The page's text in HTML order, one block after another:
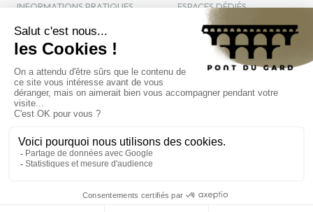
INFORMATIONS PRATIQUES
Horaires
Accès
Tarifs & abonnements
Contact
FAQ
ESPACES DÉDIÉS
Professionnel du tourisme &
Groupe
Enseignant & Scolaire
Entreprise & CSE
L'ÉTABLISSEMENT PUBLIC
Gestion
Recrutement